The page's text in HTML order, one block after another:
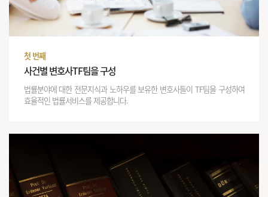
첫 번째
사건별 변호사TF팀을 구성
법률분야에 대한 전문지식과 노하우를 보유한 변호사들이 TF팀을 구성하여
효율적인 법률서비스를 제공합니다.